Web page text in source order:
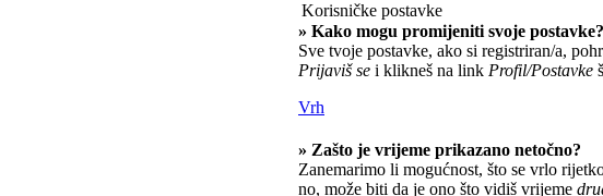
Korisničke postavke
» Kako mogu promijeniti svoje postavke?
Sve tvoje postavke, ako si registriran/a,
Prijaviš se i klikneš na link Profil/Postavke
Vrh
» Zašto je vrijeme prikazano netočno?
Zanemarimo li mogućnost, što se vrlo
no, može biti da je ono što vidiš vrijeme